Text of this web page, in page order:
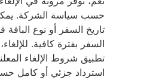
حسب سياسة الشركة. يمكن تعديل
تاريخ السفر أو نوع الباقة قبل موعد
السفر بفترة كافية. للإلغاء، يتم
تطبيق شروط الإلغاء المعلنة مع
استرداد جزئي أو كامل حسب